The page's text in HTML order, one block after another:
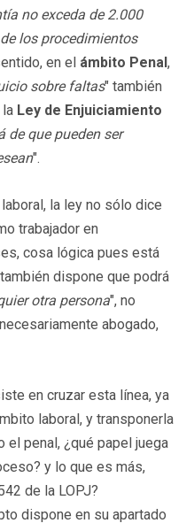
no exceda de 2.000
los procedimientos
en el ámbito Penal,
sobre faltas" también
Ley de Enjuiciamiento
de que pueden ser
".
la ley no sólo dice
trabajador en
cosa lógica pues está
dispone que podrá
otra persona", no
abogado,
en cruzar esta línea, ya
laboral, y transponerla
penal, ¿qué papel juega
y lo que es más,
de la LOPJ?
dispone en su apartado